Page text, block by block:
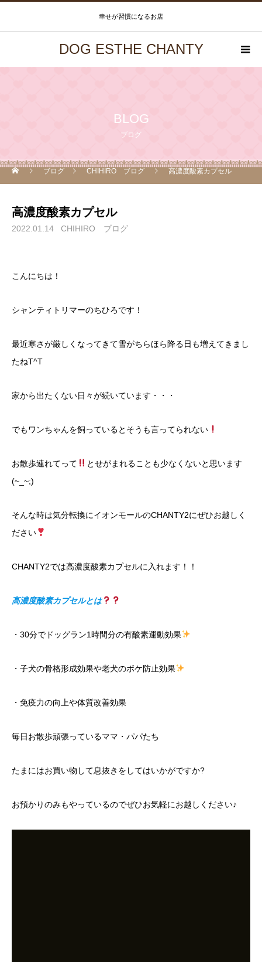
幸せが習慣になるお店
DOG ESTHE CHANTY
BLOG
ブログ
ブログ CHIHIRO ブログ 高濃度酸素カプセル
高濃度酸素カプセル
2022.01.14 CHIHIRO ブログ
こんにちは！
シャンティトリマーのちひろです！
最近寒さが厳しくなってきて雪がちらほら降る日も増えてきまし
たねT^T
家から出たくない日々が続いています・・・
でもワンちゃんを飼っているとそうも言ってられない
お散歩連れてって
とせがまれることも少なくないと思います
(~_~;)
そんな時は気分転換にイオンモールのCHANTY2にぜひお越しく
ださい
CHANTY2では高濃度酸素カプセルに入れます！！
高濃度酸素カプセルとは
・30分でドッグラン1時間分の有酸素運動効果
・子犬の骨格形成効果や老犬のボケ防止効果
・免疫力の向上や体質改善効果
毎日お散歩頑張っているママ・パパたち
たまにはお買い物して息抜きをしてはいかがですか?
お預かりのみもやっているのでぜひお気軽にお越しください♪